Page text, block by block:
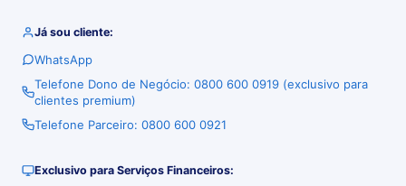
Já sou cliente:
WhatsApp
Telefone Dono de Negócio: 0800 600 0919 (exclusivo para
clientes premium)
Telefone Parceiro: 0800 600 0921
Exclusivo para Serviços Financeiros: